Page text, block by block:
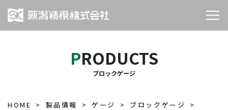
PRODUCTS
ブロックゲージ
HOME 製品情報 ゲージ ブロックゲージ